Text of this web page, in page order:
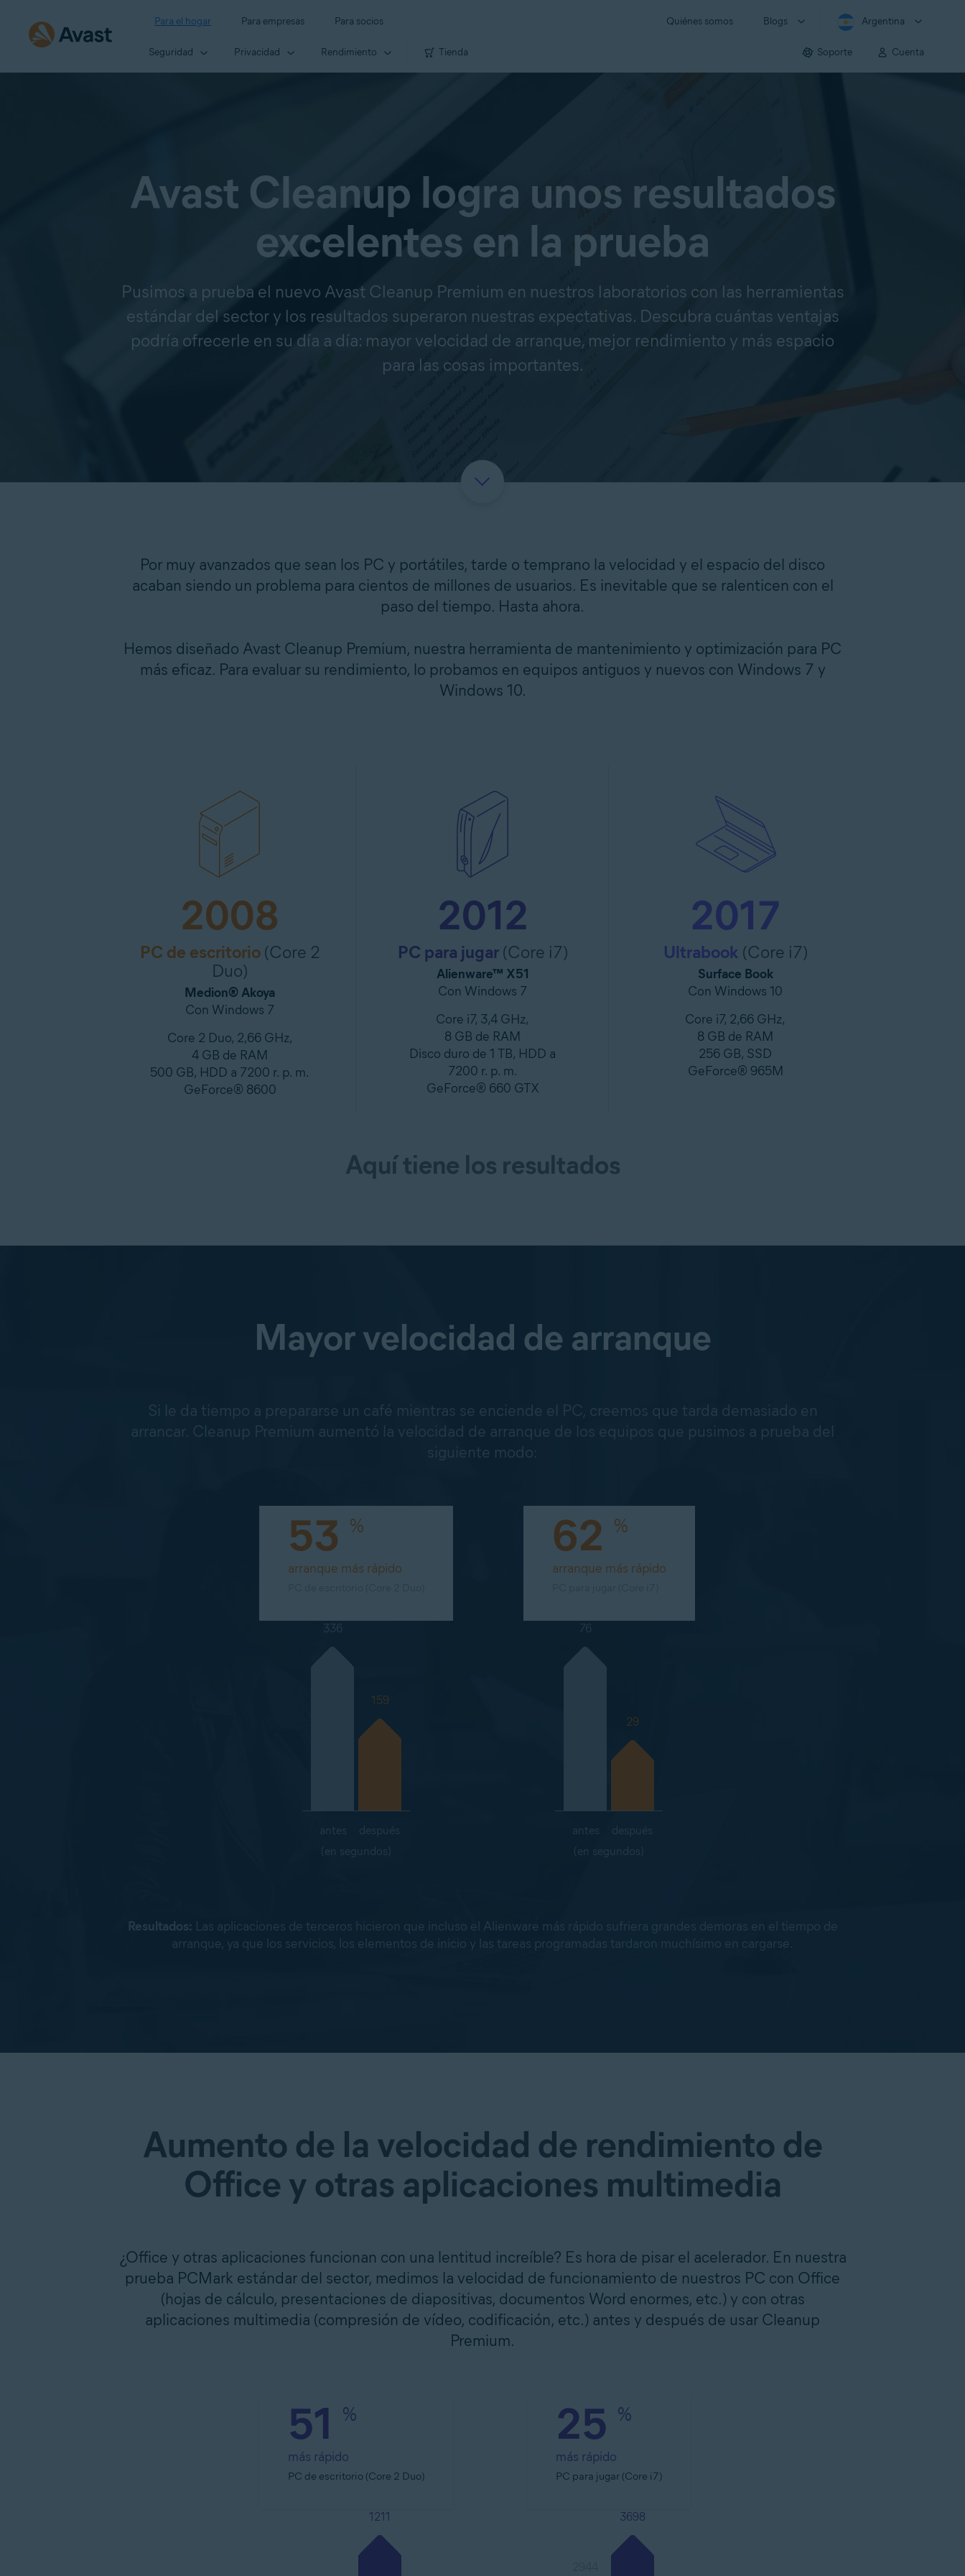
Para el hogar Para empresas Para socios Quiénes somos Blogs Argentina
Seguridad Privacidad Rendimiento Tienda Soporte Cuenta
Avast Cleanup logra unos resultados
excelentes en la prueba
Pusimos a prueba el nuevo Avast Cleanup Premium en nuestros laboratorios con las herramientas
estándar del sector y los resultados superaron nuestras expectativas. Descubra cuántas ventajas
podría ofrecerle en su día a día: mayor velocidad de arranque, mejor rendimiento y más espacio
para las cosas importantes.
Por muy avanzados que sean los PC y portátiles, tarde o temprano la velocidad y el espacio del disco
acaban siendo un problema para cientos de millones de usuarios. Es inevitable que se ralenticen con el
paso del tiempo. Hasta ahora.
Hemos diseñado Avast Cleanup Premium, nuestra herramienta de mantenimiento y optimización para PC
más eficaz. Para evaluar su rendimiento, lo probamos en equipos antiguos y nuevos con Windows 7 y
Windows 10.
2008
PC de escritorio(Core 2
Duo)
Medion® Akoya
Con Windows 7
Core 2 Duo, 2,66 GHz,
4 GB de RAM
500 GB, HDD a 7200 r. p. m.
GeForce® 8600
2012
PC para jugar(Core i7)
Alienware™ X51
Con Windows 7
Core i7, 3,4 GHz,
8 GB de RAM
Disco duro de 1 TB, HDD a
7200 r. p. m.
GeForce® 660 GTX
2017
Ultrabook (Core i7)
Surface Book
Con Windows 10
Core i7, 2,66 GHz,
8 GB de RAM
256 GB, SSD
GeForce® 965M
Aquí tiene los resultados
Mayor velocidad de arranque
Si le da tiempo a prepararse un café mientras se enciende el PC, creemos que tarda demasiado en
arrancar. Cleanup Premium aumentó la velocidad de arranque de los equipos que pusimos a prueba del
siguiente modo:
53 %
arranque más rápido
336
159
antes
después
(en segundos)
62 %
arranque más rápido
76
29
antes
después
(en segundos)
Resultados: Las aplicaciones de terceros hicieron que incluso el Alienware más rápido sufriera grandes demoras en el tiempo de
arranque, ya que los servicios, los elementos de inicio y las tareas programadas tardaron muchísimo en cargarse.
Aumento de la velocidad de rendimiento de
Office y otras aplicaciones multimedia
¿Office y otras aplicaciones funcionan con una lentitud increíble? Es hora de pisar el acelerador. En nuestra
prueba PCMark estándar del sector, medimos la velocidad de funcionamiento de nuestros PC con Office
(hojas de cálculo, presentaciones de diapositivas, documentos Word enormes, etc.) y con otras
aplicaciones multimedia (compresión de vídeo, codificación, etc.) antes y después de usar Cleanup
Premium.
51 %
más rápido
PC de escritorio (Core 2 Duo)
1211
25 %
más rápido
PC para jugar (Core i7)
3698